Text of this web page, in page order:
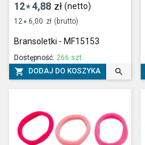
12*4,88 zł (netto)
12 * 6,00 zł (brutto)
Bransoletki - MF15153
Dostępność: 266 szt.
 DODAJ DO KOSZYKA 